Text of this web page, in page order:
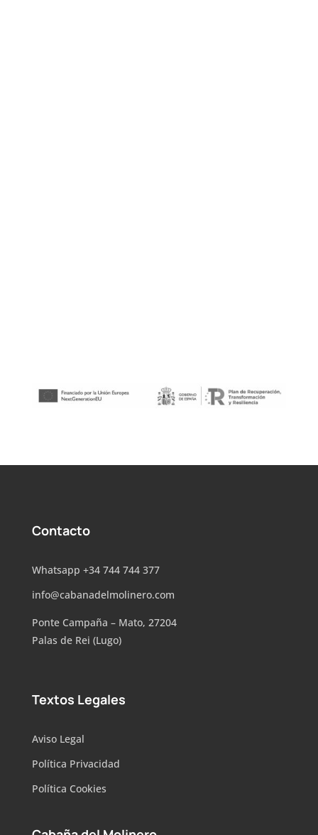
Contacto
Whatsapp +34 744 744 377
info@cabanadelmolinero.com
Ponte Campaña – Mato, 27204
Palas de Rei (Lugo)
Textos Legales
Aviso Legal
Política Privacidad
Política Cookies